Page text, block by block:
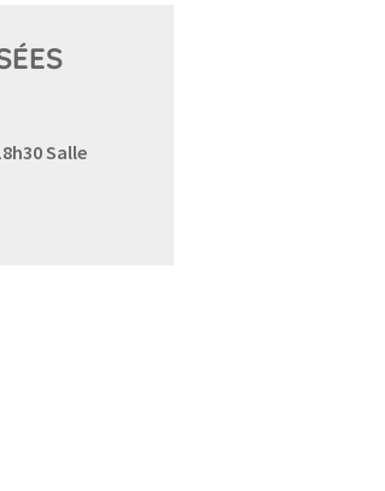
Salle